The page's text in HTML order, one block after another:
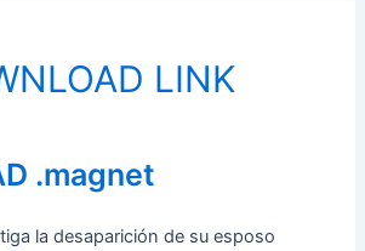
LINK
.magnet
la desaparición de su esposo